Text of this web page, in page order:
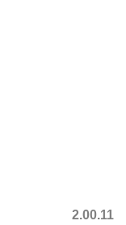
2.00.11